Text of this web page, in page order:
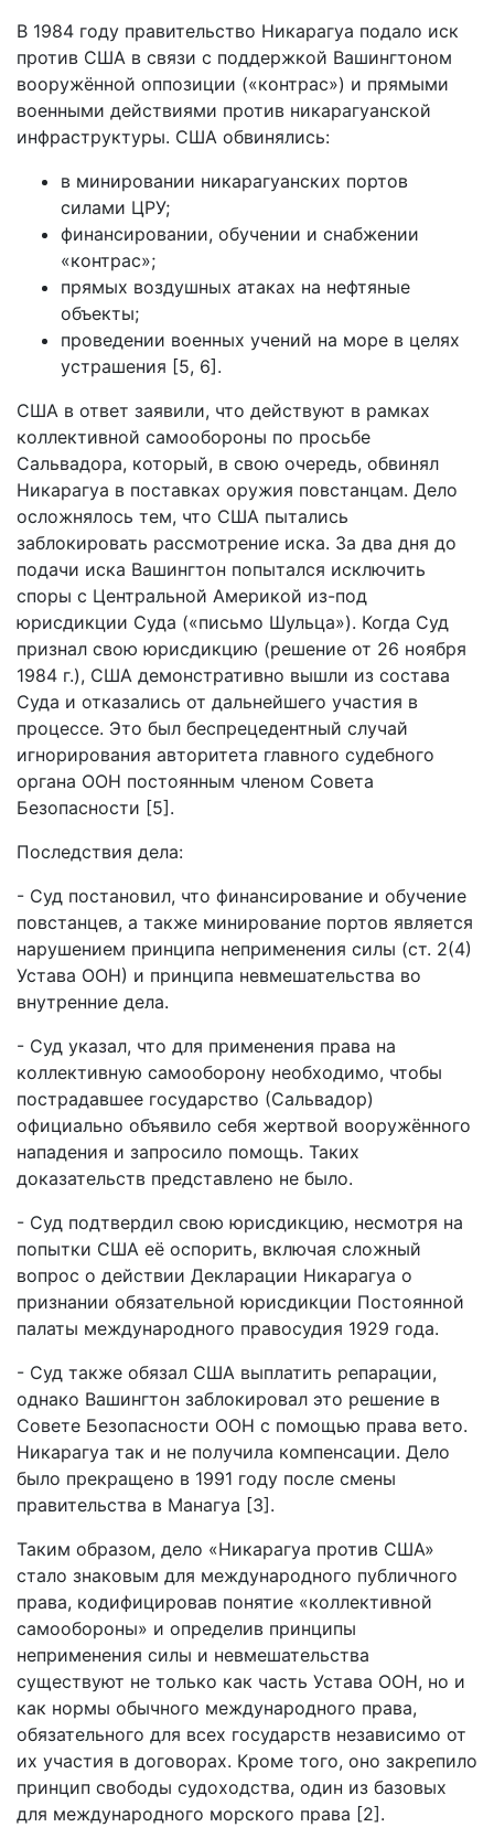
В 1984 году правительство Никарагуа подало иск
против США в связи с поддержкой Вашингтоном
вооружённой оппозиции («контрас») и прямыми
военными действиями против никарагуанской
инфраструктуры. США обвинялись:
в минировании никарагуанских портов
силами ЦРУ;
финансировании, обучении и снабжении
«контрас»;
прямых воздушных атаках на нефтяные
объекты;
проведении военных учений на море в целях
устрашения [5, 6].
США в ответ заявили, что действуют в рамках
коллективной самообороны по просьбе
Сальвадора, который, в свою очередь, обвинял
Никарагуа в поставках оружия повстанцам. Дело
осложнялось тем, что США пытались
заблокировать рассмотрение иска. За два дня до
подачи иска Вашингтон попытался исключить
споры с Центральной Америкой из-под
юрисдикции Суда («письмо Шульца»). Когда Суд
признал свою юрисдикцию (решение от 26 ноября
1984 г.), США демонстративно вышли из состава
Суда и отказались от дальнейшего участия в
процессе. Это был беспрецедентный случай
игнорирования авторитета главного судебного
органа ООН постоянным членом Совета
Безопасности [5].
Последствия дела:
- Суд постановил, что финансирование и обучение
повстанцев, а также минирование портов является
нарушением принципа неприменения силы (ст. 2(4)
Устава ООН) и принципа невмешательства во
внутренние дела.
- Суд указал, что для применения права на
коллективную самооборону необходимо, чтобы
пострадавшее государство (Сальвадор)
официально объявило себя жертвой вооружённого
нападения и запросило помощь. Таких
доказательств представлено не было.
- Суд подтвердил свою юрисдикцию, несмотря на
попытки США её оспорить, включая сложный
вопрос о действии Декларации Никарагуа о
признании обязательной юрисдикции Постоянной
палаты международного правосудия 1929 года.
- Суд также обязал США выплатить репарации,
однако Вашингтон заблокировал это решение в
Совете Безопасности ООН с помощью права вето.
Никарагуа так и не получила компенсации. Дело
было прекращено в 1991 году после смены
правительства в Манагуа [3].
Таким образом, дело «Никарагуа против США»
стало знаковым для международного публичного
права, кодифицировав понятие «коллективной
самообороны» и определив принципы
неприменения силы и невмешательства
существуют не только как часть Устава ООН, но и
как нормы обычного международного права,
обязательного для всех государств независимо от
их участия в договорах. Кроме того, оно закрепило
принцип свободы судоходства, один из базовых
для международного морского права [2].